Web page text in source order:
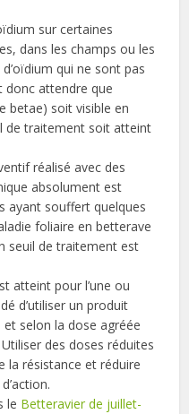
sur certaines
dans les champs ou les
d’oïdium qui ne sont pas
donc attendre que
betae) soit visible en
de traitement soit atteint
réalisé avec des
absolument est
ayant souffert quelques
foliaire en betterave
seuil de traitement est
atteint pour l’une ou
d’utiliser un produit
selon la dose agréée
Utiliser des doses réduites
la résistance et réduire
le Betteravier de juillet-